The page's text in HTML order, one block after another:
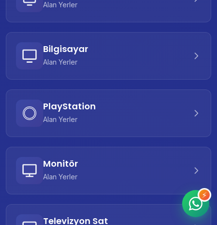
Alan Yerler
Bilgisayar
Alan Yerler
PlayStation
Alan Yerler
Monitör
Alan Yerler
Televizyon Sat
⚡